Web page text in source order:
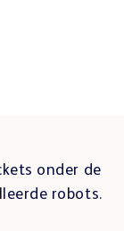
onder de
robots.